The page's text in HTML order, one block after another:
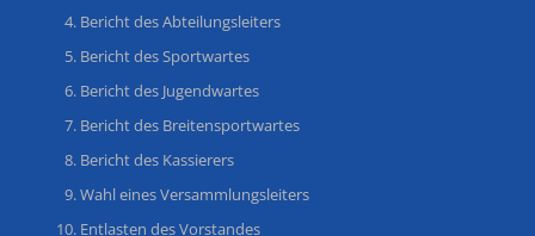
Bericht des Abteilungsleiters
Bericht des Sportwartes
Bericht des Jugendwartes
Bericht des Breitensportwartes
Bericht des Kassierers
Wahl eines Versammlungsleiters
Entlasten des Vorstandes